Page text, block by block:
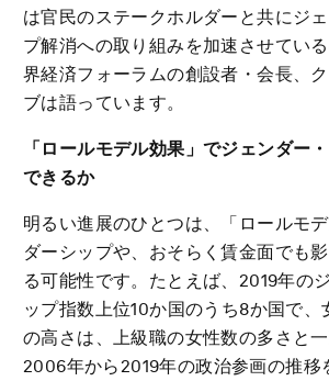
は官民のステークホルダーと共にジ
プ解消への取り組みを加速させてい
界経済フォーラムの創設者・会長、
ブは語っています。
「ロールモデル効果」でジェンダー
できるか
明るい進展のひとつは、「ロールモ
ダーシップや、おそらく賃金面でも
る可能性です。たとえば、2019年の
ップ指数上位10か国のうち8か国で
の高さは、上級職の女性数の多さと一
2006年から2019年の政治参画の推移